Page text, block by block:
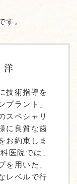
す。
洋
技術指導を
プラント」
スペシャリ
に良質な歯
お約束しま
医院では、
を用いた、
レベルで行